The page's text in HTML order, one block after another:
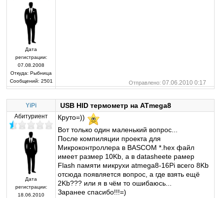
Дата
регистрации:
07.08.2008
Откуда: Рыбница
Сообщений: 2501 Отправлено: 07.06.2010 0:17
YiPi USB HID термометр на ATmega8
Абитуриент
Дата
регистрации:
18.06.2010
Круто=))
Вот только один маленький вопрос...
После компиляции проекта для
Микроконтроллера в BASCOM *.hex файл
имеет размер 10Kb, а в datasheete рамер
Flash памяти микрухи atmega8-16Pi всего 8Kb
отсюда появляется вопрос, а где взять ещё
2Kb??? или я в чём то ошибаюсь...
Заранее спасибо!!!=)